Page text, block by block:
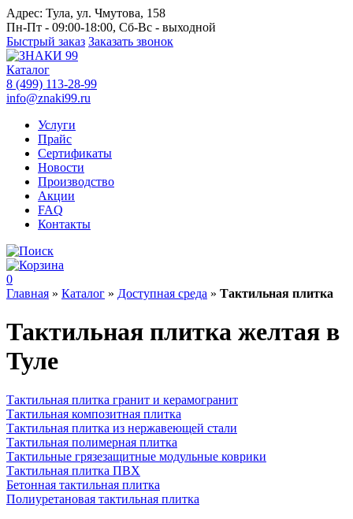
Адрес: Тула, ул. Чмутова, 158
Пн-Пт - 09:00-18:00, Сб-Вс - выходной
Быстрый заказ Заказать звонок
Каталог
8 (499) 113-28-99
info@znaki99.ru
Услуги
Прайс
Сертификаты
Новости
Производство
Акции
FAQ
Контакты
0
Главная » Каталог » Доступная среда » Тактильная плитка
Тактильная плитка желтая в
Туле
Тактильная плитка гранит и керамогранит
Тактильная композитная плитка
Тактильная плитка из нержавеющей стали
Тактильная полимерная плитка
Тактильные грязезащитные модульные коврики
Тактильная плитка ПВХ
Бетонная тактильная плитка
Полиуретановая тактильная плитка